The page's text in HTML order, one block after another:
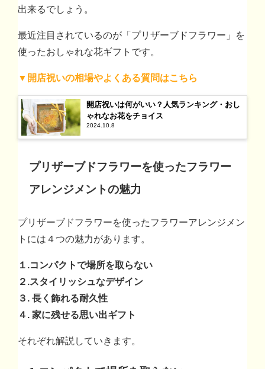
出来るでしょう。
最近注目されているのが「プリザーブドフラワー」を
使ったおしゃれな花ギフトです。
▼開店祝いの相場やよくある質問はこちら
開店祝いは何がいい？人気ランキング・おし
ゃれなお花をチョイス
2024.10.8
プリザーブドフラワーを使ったフラワー
アレンジメントの魅力
プリザーブドフラワーを使ったフラワーアレンジメン
トには４つの魅力があります。
１.コンパクトで場所を取らない
２.スタイリッシュなデザイン
３. 長く飾れる耐久性
４. 家に残せる思い出ギフト
それぞれ解説していきます。